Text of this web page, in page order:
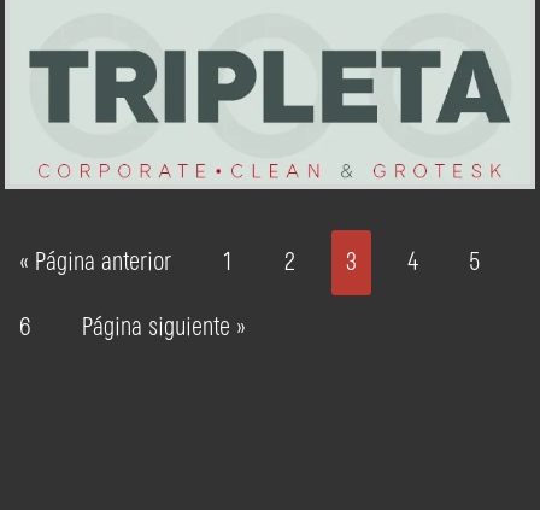
« Página anterior 1 2 3 4 5
6 Página siguiente »